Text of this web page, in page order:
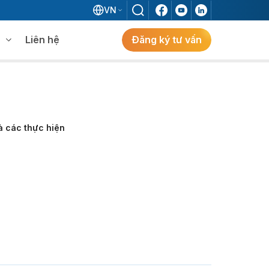
VN
Liên hệ Đăng ký tư vấn
các thực hiện